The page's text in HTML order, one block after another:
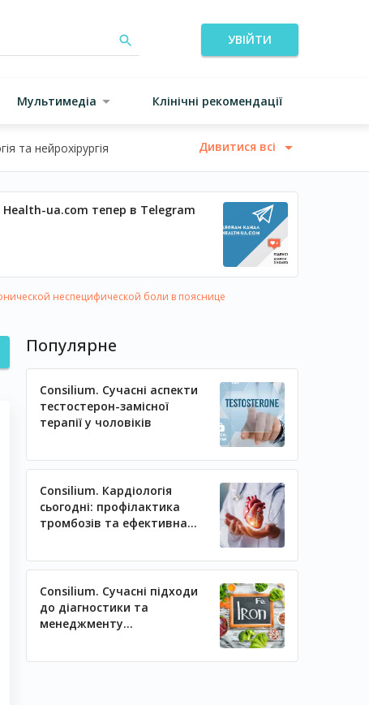
УВІЙТИ
Мультимедіа Клінічні рекомендації
та нейрохірургія Дивитися всі
Health-ua.com тепер в Telegram
неспецифической боли в пояснице
Популярне
Consilium. Сучасні аспекти
тестостерон-замісної
терапії у чоловіків
Consilium. Кардіологія
сьогодні: профілактика
тромбозів та ефективна
Consilium. Сучасні підходи
до діагностики та
менеджменту